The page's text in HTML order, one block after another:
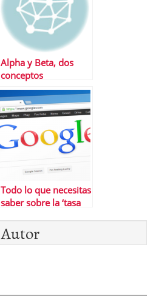
Alpha y Beta, dos
conceptos
importantes para
evaluar un fondo
Todo lo que necesitas
saber sobre la ‘tasa
Autor